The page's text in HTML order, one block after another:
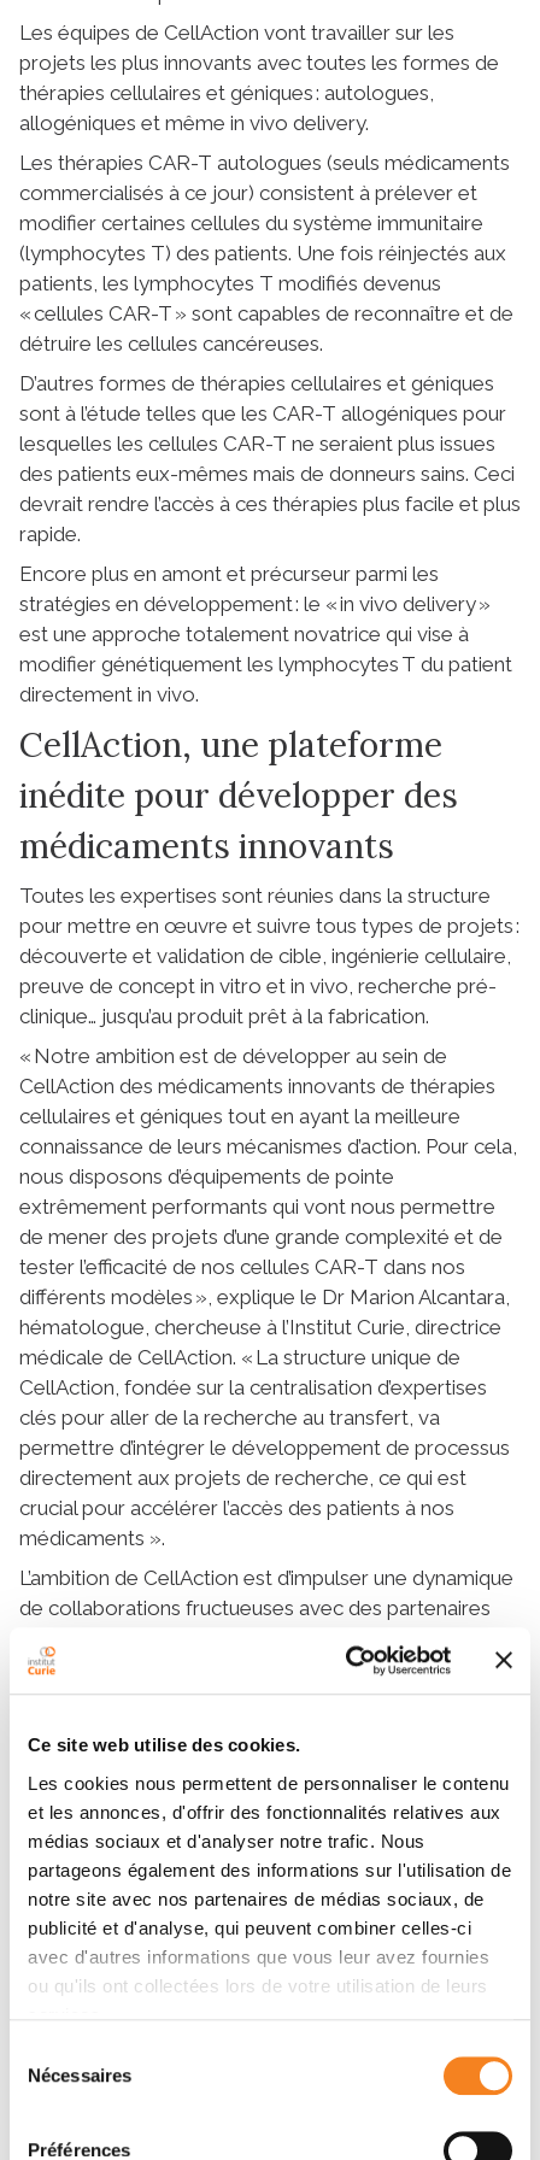
Ce site web utilise des cookies.
Les cookies nous permettent de personnaliser le contenu
et les annonces, d'offrir des fonctionnalités relatives aux
médias sociaux et d'analyser notre trafic. Nous
partageons également des informations sur l'utilisation de
notre site avec nos partenaires de médias sociaux, de
publicité et d'analyse, qui peuvent combiner celles-ci
avec d'autres informations que vous leur avez fournies
ou qu'ils ont collectées lors de votre utilisation de leurs
Nécessaires
Préférences
Les équipes de CellAction vont travailler sur les
projets les plus innovants avec toutes les formes de
thérapies cellulaires et géniques : autologues,
allogéniques et même in vivo delivery.
Les thérapies CAR-T autologues (seuls médicaments
commercialisés à ce jour) consistent à prélever et
modifier certaines cellules du système immunitaire
(lymphocytes T) des patients. Une fois réinjectés aux
patients, les lymphocytes T modifiés devenus
« cellules CAR-T » sont capables de reconnaître et de
détruire les cellules cancéreuses.
D’autres formes de thérapies cellulaires et géniques
sont à l’étude telles que les CAR-T allogéniques pour
lesquelles les cellules CAR-T ne seraient plus issues
des patients eux-mêmes mais de donneurs sains. Ceci
devrait rendre l’accès à ces thérapies plus facile et plus
rapide.
Encore plus en amont et précurseur parmi les
stratégies en développement : le « in vivo delivery »
est une approche totalement novatrice qui vise à
modifier génétiquement les lymphocytes T du patient
directement in vivo.
CellAction, une plateforme
inédite pour développer des
médicaments innovants
Toutes les expertises sont réunies dans la structure
pour mettre en œuvre et suivre tous types de projets :
découverte et validation de cible, ingénierie cellulaire,
preuve de concept in vitro et in vivo, recherche pré-
clinique… jusqu’au produit prêt à la fabrication.
« Notre ambition est de développer au sein de
CellAction des médicaments innovants de thérapies
cellulaires et géniques tout en ayant la meilleure
connaissance de leurs mécanismes d’action. Pour cela,
nous disposons d’équipements de pointe
extrêmement performants qui vont nous permettre
de mener des projets d’une grande complexité et de
tester l’efficacité de nos cellules CAR-T dans nos
différents modèles », explique le Dr Marion Alcantara,
hématologue, chercheuse à l’Institut Curie, directrice
médicale de CellAction. « La structure unique de
CellAction, fondée sur la centralisation d’expertises
clés pour aller de la recherche au transfert, va
permettre d’intégrer le développement de processus
directement aux projets de recherche, ce qui est
crucial pour accélérer l’accès des patients à nos
médicaments ».
L’ambition de CellAction est d’impulser une dynamique
de collaborations fructueuses avec des partenaires
ce notamment avec le Paris-Saclay Cancer Cluster
dont la mission est d'accélérer le développement de
des programmes audacieux pour développer les
thérapies cellulaires et géniques de demain,
contribuant ainsi au rayonnement de la recherche
française en cancérologie.
CellAction en bref et en
chiffres
Suresnes et installée définitivement sur le site
de Saint-Cloud de l’Institut Curie courant 2025